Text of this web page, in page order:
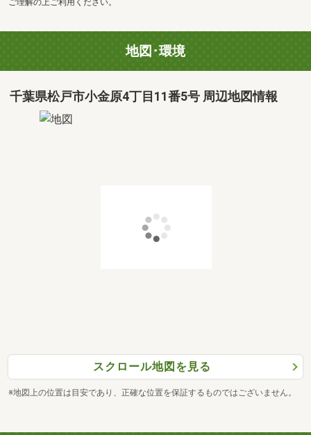
ご理解の上ご利用ください。
地図･環境
千葉県松戸市小金原4丁目11番5号 周辺地図情報
スクロール地図を見る
※地図上の位置は目安であり、正確な位置を保証するものではございません。